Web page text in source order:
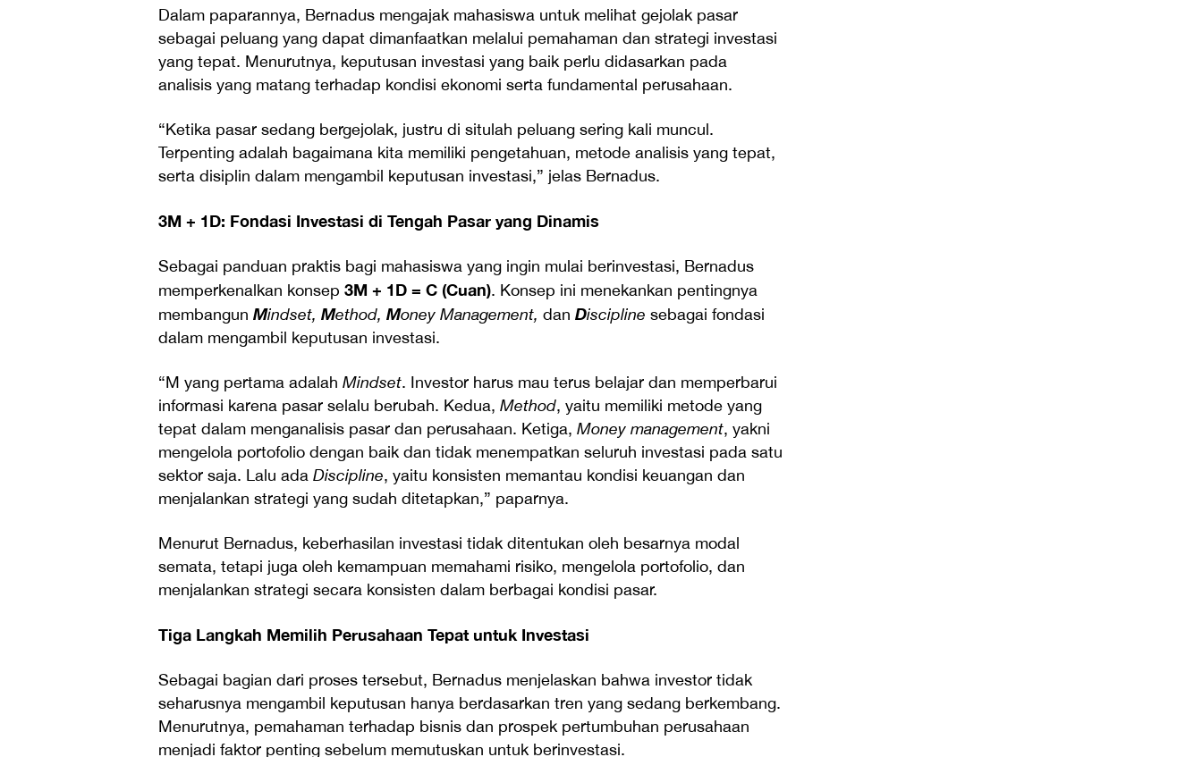
Dalam paparannya, Bernadus mengajak mahasiswa untuk melihat gejolak pasar
sebagai peluang yang dapat dimanfaatkan melalui pemahaman dan strategi investasi
yang tepat. Menurutnya, keputusan investasi yang baik perlu didasarkan pada
analisis yang matang terhadap kondisi ekonomi serta fundamental perusahaan.
“Ketika pasar sedang bergejolak, justru di situlah peluang sering kali muncul.
Terpenting adalah bagaimana kita memiliki pengetahuan, metode analisis yang tepat,
serta disiplin dalam mengambil keputusan investasi,” jelas Bernadus.
3M + 1D: Fondasi Investasi di Tengah Pasar yang Dinamis
Sebagai panduan praktis bagi mahasiswa yang ingin mulai berinvestasi, Bernadus
memperkenalkan konsep 3M + 1D = C (Cuan). Konsep ini menekankan pentingnya
membangun Mindset, Method, Money Management, dan Discipline sebagai fondasi
dalam mengambil keputusan investasi.
“M yang pertama adalah Mindset. Investor harus mau terus belajar dan memperbarui
informasi karena pasar selalu berubah. Kedua, Method, yaitu memiliki metode yang
tepat dalam menganalisis pasar dan perusahaan. Ketiga, Money management, yakni
mengelola portofolio dengan baik dan tidak menempatkan seluruh investasi pada satu
sektor saja. Lalu ada Discipline, yaitu konsisten memantau kondisi keuangan dan
menjalankan strategi yang sudah ditetapkan,” paparnya.
Menurut Bernadus, keberhasilan investasi tidak ditentukan oleh besarnya modal
semata, tetapi juga oleh kemampuan memahami risiko, mengelola portofolio, dan
menjalankan strategi secara konsisten dalam berbagai kondisi pasar.
Tiga Langkah Memilih Perusahaan Tepat untuk Investasi
Sebagai bagian dari proses tersebut, Bernadus menjelaskan bahwa investor tidak
seharusnya mengambil keputusan hanya berdasarkan tren yang sedang berkembang.
Menurutnya, pemahaman terhadap bisnis dan prospek pertumbuhan perusahaan
menjadi faktor penting sebelum memutuskan untuk berinvestasi.